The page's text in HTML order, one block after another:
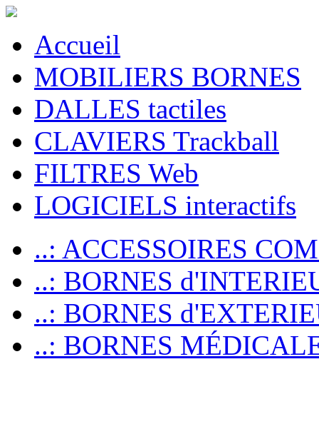
Accueil
MOBILIERS BORNES
DALLES tactiles
CLAVIERS Trackball
FILTRES Web
LOGICIELS interactifs
..: ACCESSOIRES
..: BORNES
..: BORNES
..: BORNES